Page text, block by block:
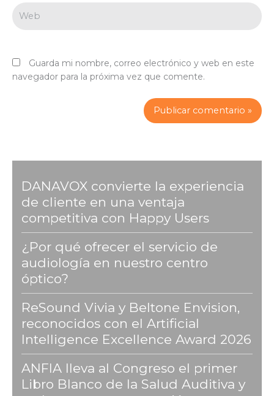
Guarda mi nombre, correo electrónico y web en este
navegador para la próxima vez que comente.
DANAVOX convierte la experiencia
de cliente en una ventaja
competitiva con Happy Users
¿Por qué ofrecer el servicio de
audiología en nuestro centro
óptico?
ReSound Vivia y Beltone Envision,
reconocidos con el Artificial
Intelligence Excellence Award 2026
ANFIA lleva al Congreso el primer
Libro Blanco de la Salud Auditiva y